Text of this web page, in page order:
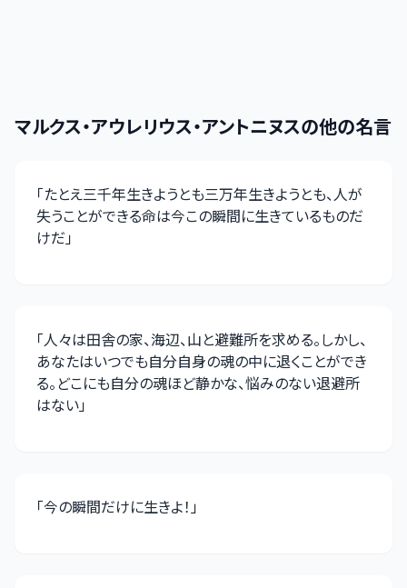
マルクス・アウレリウス・アントニヌスの他の名言
「たとえ三千年生きようとも三万年生きようとも、人が
失うことができる命は今この瞬間に生きているものだ
けだ」
「人々は田舎の家、海辺、山と避難所を求める。しかし、
あなたはいつでも自分自身の魂の中に退くことができ
る。どこにも自分の魂ほど静かな、悩みのない退避所
はない」
「今の瞬間だけに生きよ！」